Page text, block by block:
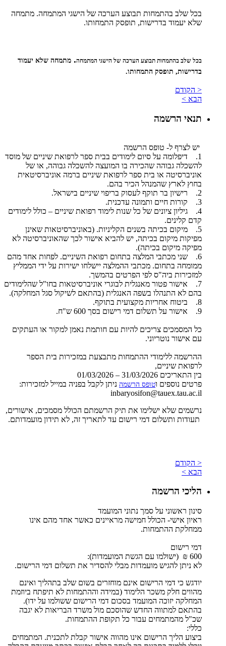
בכל שלב בהתמחות תבוצע הערכה של הישגי המתמחה. מתמחה
שלא יעמוד בדרישות, תופסק התמחותו.
בכל שלב בהתמחות תבוצע הערכה של הישגי המתמחה. מתמחה שלא יעמוד
בדרישות, תופסק התמחותו.
< הקודם
הבא >
תנאי הרשמה
יש לצרף ל- טופס הרשמה
1. דיפלומה על סיום לימודים בבית ספר לרפואת שיניים של מוסד
להשכלה גבוהה שהכירה בו המועצה להשכלה גבוהה, או של
אוניברסיטה או בית ספר לרפואת שיניים ברמה אוניברסיטאית
בחוץ לארץ שהמנהל הכיר בהם.
2. רישיון בר תוקף לעסוק בריפוי שיניים בישראל.
3. קורות חיים ותמונה עדכנית.
4. גיליון ציונים של כל שנות לימוד רפואת שיניים – כולל לימודים
קדם קלינים.
5. מיקום בכיתה בשנים הקליניות. (באוניברסיטאות שאינן
מפיקות מיקום בכיתה, יש להביא אישור לכך שהאוניברסיטה לא
מפיקה מיקום בכיתה).
6. שני מכתבי המלצה בתחום רפואת השיניים. לפחות אחד מהם
ממומחה בתחום. מכתבי ההמלצה יישלחו ישירות על ידי הממליץ
למזכירות ביה"ס לפי הפרטים בהמשך.
7. אישור פטור מאנגלית לבוגרי אוניברסיטאות בחו"ל שהלימודים
בהם לא התנהלו בשפה האנגלית (בהתאם לשיקול סגל המחלקה).
8. ביטוח אחריות מקצועית בתוקף.
9. אישור על תשלום דמי רישום בסך 600 ש"ח.
כל המסמכים צריכים להיות עם חותמת נאמן למקור או העתקים
עם אישור נוטריוני.
ההרשמה ללימודי ההתמחות מתבצעת במזכירות בית הספר
לרפואת שיניים,
בין התאריכים 31/03/2026 – 01/03/2026
פרטים נוספים וטופס הרשמה ניתן לקבל בפניה במייל למזכירות:
inbaryosifon@tauex.tau.ac.il
נרשמים שלא ישלימו את תיק הרשמתם הכולל מסמכים, אישורים,
תעודות ותשלום דמי רישום עד לתאריך זה, לא תידון מועמדותם.
< הקודם
הבא >
הליכי הרשמה
סינון ראשוני על סמך נתוני המועמד
ראיון אישי- הכולל חמישה מראיינים כאשר אחד מהם אינו
ממחלקת ההתמחות.
דמי רישום
600 ₪ (ישולמו עם הגשת המועמדות):
לא ניתן להגיש מועמדות מבלי להסדיר את תשלום דמי הרישום.
יודגש כי דמי הרישום אינם מוחזרים בשום שלב בתהליך ואינם
מהווים חלק משכר הלימוד (במידה וההתמחות לא תיפתח ביוזמת
המחלקה יזוכה המועמד בסכום דמי הרישום ששולמו על ידו).
בהתאם למתווה החדש שהוסכם מול משרד הבריאות לא יגבה
שכ"ל מהמתמחים עבור כל תקופת ההתמחות.
כללי:
ביצוע הליך הרישום אינו מהווה אישור קבלת לתכנית. המתמחים